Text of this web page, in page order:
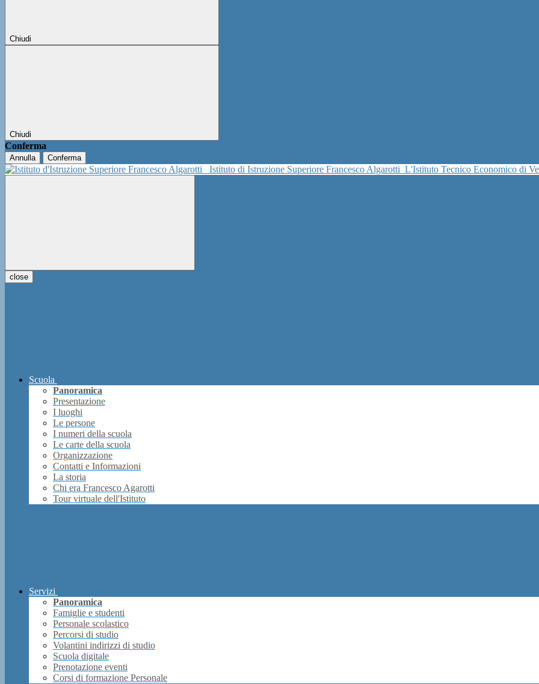
Chiudi
Chiudi
Conferma
Annulla Conferma
Istituto di Istruzione Superiore Francesco Algarotti L'Istituto Tecnico Economico di
close
Scuola
Panoramica
Presentazione
I luoghi
Le persone
I numeri della scuola
Le carte della scuola
Organizzazione
Contatti e Informazioni
La storia
Chi era Francesco Agarotti
Tour virtuale dell'Istituto
Servizi
Panoramica
Famiglie e studenti
Personale scolastico
Percorsi di studio
Volantini indirizzi di studio
Scuola digitale
Prenotazione eventi
Corsi di formazione Personale